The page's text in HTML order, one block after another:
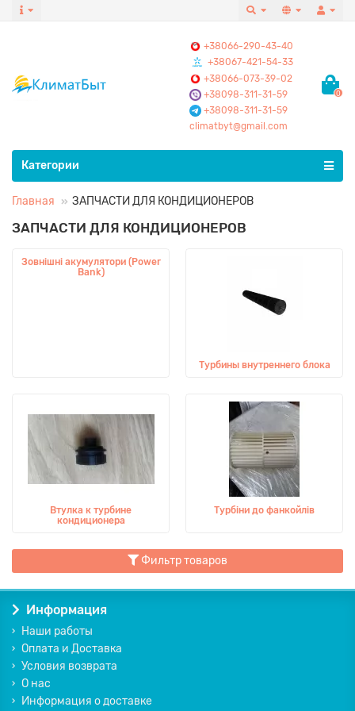
+38066-290-43-40
+38067-421-54-33
+38066-073-39-02
+38098-311-31-59
+38098-311-31-59
climatbyt@gmail.com
0
Все категории
Категории
Главная ЗАПЧАСТИ ДЛЯ КОНДИЦИОНЕРОВ
ЗАПЧАСТИ ДЛЯ КОНДИЦИОНЕРОВ
Зовнішні акумулятори (Power
Bank)
Турбины внутреннего блока
Втулка к турбине
кондиционера
Турбіни до фанкойлів
Фильтр товаров
Информация
Наши работы
Оплата и Доставка
Условия возврата
О нас
Информация о доставке